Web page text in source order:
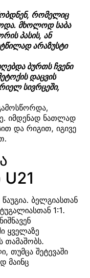
რომელიც
მხოლოდ საბა
პასის, ან
არაზუსტი
ბურთს ჩვენი
დაცვის
სივრცეში,
იმდენად ნათლად
და რიგით, იგივე
ბელგიასთან
1:1.
ყველაზე
თუმცა შეტევაში
მაინც